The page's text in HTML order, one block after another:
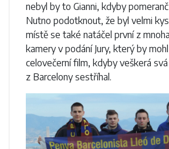
nebyl by to Gianni, kdyby
Nutno podotknout, že byl velmi
místě se také natáčel první z
kamery v podání Jury, který by
celovečerní film, kdyby veškerá
z Barcelony sestříhal.